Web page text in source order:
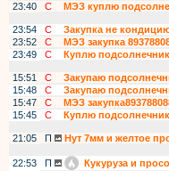
23:40
С
МЭЗ куплю
23:54
С
Закупка не
23:52
С
МЭЗ закупка
23:49
С
Куплю
15:51
С
Закупаю
15:48
С
Закупаю
15:47
С
МЭЗ
15:45
С
Куплю
21:05
П
Нут 7мм и желтое
22:53
П
Кукуруза и